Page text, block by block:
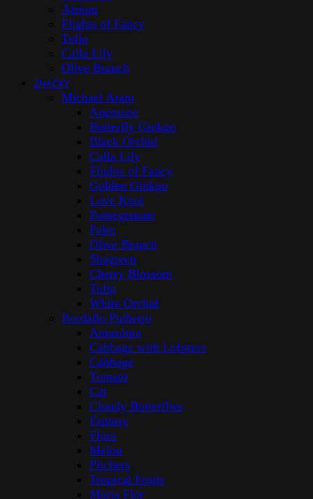
Atrium
Flights of Fancy
Tulip
Calla Lily
Olive Branch
ZNAČKY
Michael Aram
Anemone
Butterfly Ginkgo
Black Orchid
Calla Lily
Flights of Fancy
Golden Ginkgo
Love Knot
Pomegranate
Palm
Olive Branch
Shagreen
Cherry Blossom
Tulip
White Orchid
Bordallo Pinheiro
Amazōnia
Cabbage with Lobsters
Cabbage
Tomato
Cat
Cloudy Butterflies
Fantasy
Flora
Melon
Pitchers
Tropical Fruits
Maria Flor